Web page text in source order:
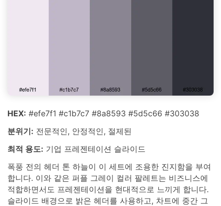
HEX: #efe7f1 #c1b7c7 #8a8593 #5d5c66 #303038
분위기: 전문적인, 안정적인, 절제된
최적 용도: 기업 프레젠테이션 슬라이드
폭풍 전의 헤더 톤 하늘이 이 세트에 조용한 진지함을 부여
합니다. 이와 같은 퍼플 그레이 컬러 팔레트는 비즈니스에
적합하면서도 프레젠테이션을 현대적으로 느끼게 합니다.
슬라이드 배경으로 밝은 헤더를 사용하고, 차트에 중간 그